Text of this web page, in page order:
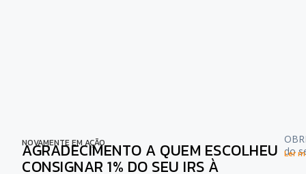
NOVAMENTE EM AÇÃO
AGRADECIMENTO A QUEM ESCOLHEU
CONSIGNAR 1% DO SEU IRS À
do
Ler